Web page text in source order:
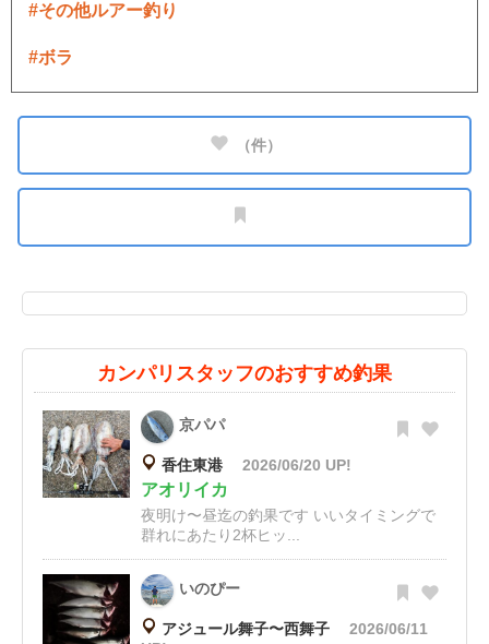
#その他ルアー釣り
#ボラ
（件）
カンパリスタッフのおすすめ釣果
京パパ
香住東港 2026/06/20 UP!
アオリイカ
夜明け〜昼迄の釣果です いいタイミングで
群れにあたり2杯ヒッ...
いのぴー
アジュール舞子〜西舞子
2026/06/11